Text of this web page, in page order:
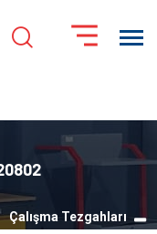
Çalışma Tezgahları